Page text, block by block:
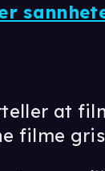
at
filme